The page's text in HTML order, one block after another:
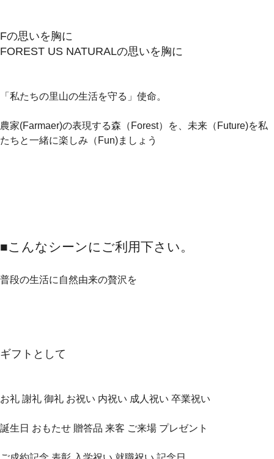
Fの思いを胸に
FOREST US NATURALの思いを胸に
「私たちの里山の生活を守る」使命。
農家(Farmaer)の表現する森（Forest）を、未来（Future)を私
たちと一緒に楽しみ（Fun)ましょう
■こんなシーンにご利用下さい。
普段の生活に自然由来の贅沢を
ギフトとして
お礼 謝礼 御礼 お祝い 内祝い 成人祝い 卒業祝い
誕生日 おもたせ 贈答品 来客 ご来場 プレゼント